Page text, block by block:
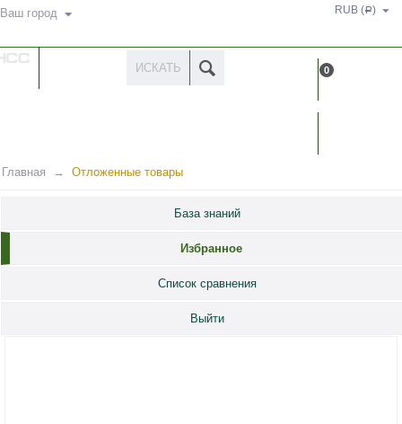
Ваш город RUB (Р)
0
Главная Отложенные товары
База знаний
Избранное
Список сравнения
Выйти